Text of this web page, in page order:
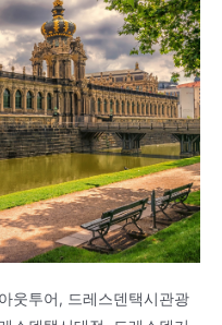
웃투어, 드레스덴택시관광